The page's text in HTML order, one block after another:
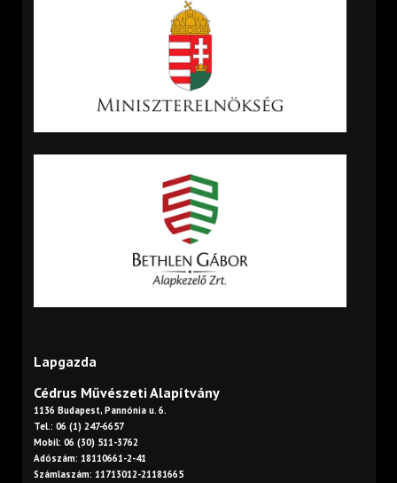
Lapgazda
Cédrus Művészeti Alapítvány
1136 Budapest, Pannónia u. 6.
Tel.: 06 (1) 247-6657
Mobil: 06 (30) 511-3762
Adószám: 18110661-2-41
Számlaszám: 11713012-21181665